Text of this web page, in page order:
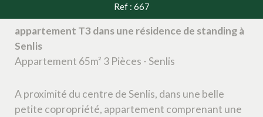
Ref : 667
appartement T3 dans une résidence de standing à
Senlis
Appartement 65m² 3 Pièces - Senlis
A proximité du centre de Senlis, dans une belle
petite copropriété, appartement comprenant une